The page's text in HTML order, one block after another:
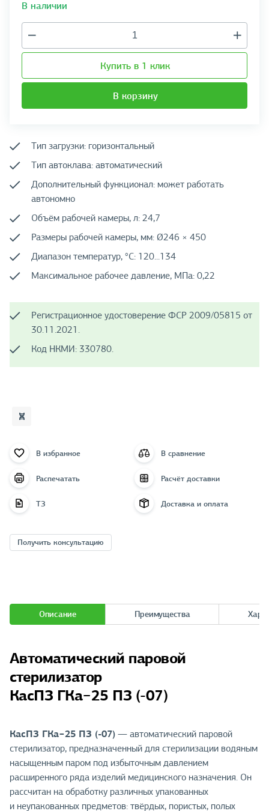
В наличии
Купить в 1 клик
В корзину
Тип загрузки: горизонтальный
Тип автоклава: автоматический
Дополнительный функционал: может работать
автономно
Объём рабочей камеры, л: 24,7
Размеры рабочей камеры, мм: Ø246 × 450
Диапазон температур, °C: 120...134
Максимальное рабочее давление, МПа: 0,22
Регистрационное удостоверение ФСР 2009/05815 от
30.11.2021.
Код НКМИ: 330780.
В избранное В сравнение
Распечатать Расчёт доставки
ТЗ Доставка и оплата
Получить консультацию
Описание Преимущества
Автоматический паровой
стерилизатор
КасПЗ ГКа−25 ПЗ (-07)
КасПЗ ГКа−25 ПЗ (-07) — автоматический паровой
стерилизатор, предназначенный для стерилизации водяным
насыщенным паром под избыточным давлением
расширенного ряда изделий медицинского назначения. Он
рассчитан на обработку различных упакованных
и неупакованных предметов: твёрдых, пористых, полых